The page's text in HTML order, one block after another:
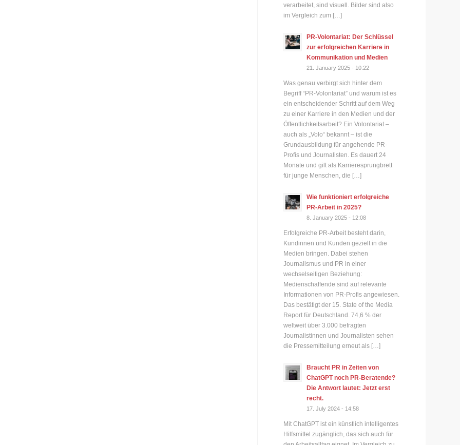
verarbeitet, sind visuell. Bilder sind also
im Vergleich zum […]
PR-Volontariat: Der Schlüssel
zur erfolgreichen Karriere in
Kommunikation und Medien
21. January 2025 - 10:22
Was genau verbirgt sich hinter dem
Begriff “PR-Volontariat” und warum ist es
ein entscheidender Schritt auf dem Weg
zu einer Karriere in den Medien und der
Öffentlichkeitsarbeit? Ein Volontariat –
auch als „Volo“ bekannt – ist die
Grundausbildung für angehende PR-
Profis und Journalisten. Es dauert 24
Monate und gilt als Karrieresprungbrett
für junge Menschen, die […]
Wie funktioniert erfolgreiche
PR-Arbeit in 2025?
8. January 2025 - 12:08
Erfolgreiche PR-Arbeit besteht darin,
Kundinnen und Kunden gezielt in die
Medien bringen. Dabei stehen
Journalismus und PR in einer
wechselseitigen Beziehung:
Medienschaffende sind auf relevante
Informationen von PR-Profis angewiesen.
Das bestätigt der 15. State of the Media
Report für Deutschland. 74,6 % der
weltweit über 3.000 befragten
Journalistinnen und Journalisten sehen
die Pressemitteilung erneut als […]
Braucht PR in Zeiten von
ChatGPT noch PR-Beratende?
Die Antwort lautet: Jetzt erst
recht.
17. July 2024 - 14:58
Mit ChatGPT ist ein künstlich intelligentes
Hilfsmittel zugänglich, das sich auch für